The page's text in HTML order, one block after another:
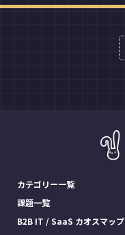
カテゴリー一覧
課題一覧
B2B IT / SaaS カオスマップ